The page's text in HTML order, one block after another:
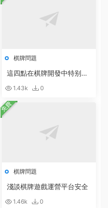
棋牌問題
這四點在棋牌開發中特别重
1.43k 0
棋牌問題
淺談棋牌遊戲運營平台安全
1.46k 0
免費